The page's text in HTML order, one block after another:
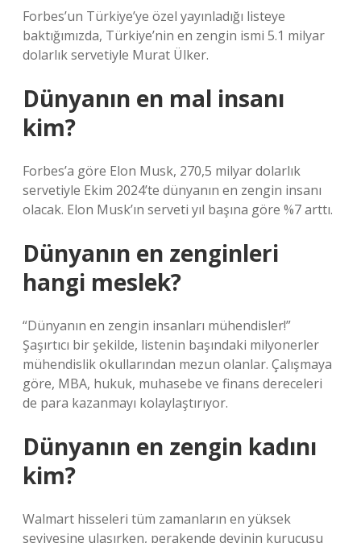
Forbes’un Türkiye’ye özel yayınladığı listeye
baktığımızda, Türkiye’nin en zengin ismi 5.1 milyar
dolarlık servetiyle Murat Ülker.
Dünyanın en mal insanı
kim?
Forbes’a göre Elon Musk, 270,5 milyar dolarlık
servetiyle Ekim 2024’te dünyanın en zengin insanı
olacak. Elon Musk’ın serveti yıl başına göre %7 arttı.
Dünyanın en zenginleri
hangi meslek?
“Dünyanın en zengin insanları mühendisler!”
Şaşırtıcı bir şekilde, listenin başındaki milyonerler
mühendislik okullarından mezun olanlar. Çalışmaya
göre, MBA, hukuk, muhasebe ve finans dereceleri
de para kazanmayı kolaylaştırıyor.
Dünyanın en zengin kadını
kim?
Walmart hisseleri tüm zamanların en yüksek
seviyesine ulaşırken, perakende devinin kurucusu